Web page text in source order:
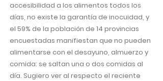
accesibilidad a los alimentos todos los
días, no existe la garantía de inocuidad, y
el 59% de la población de 14 provincias
encuestadas manifiestan que no pueden
alimentarse con el desayuno, almuerzo y
comida: se saltan una o dos comidas al
día. Sugiero ver al respecto el reciente